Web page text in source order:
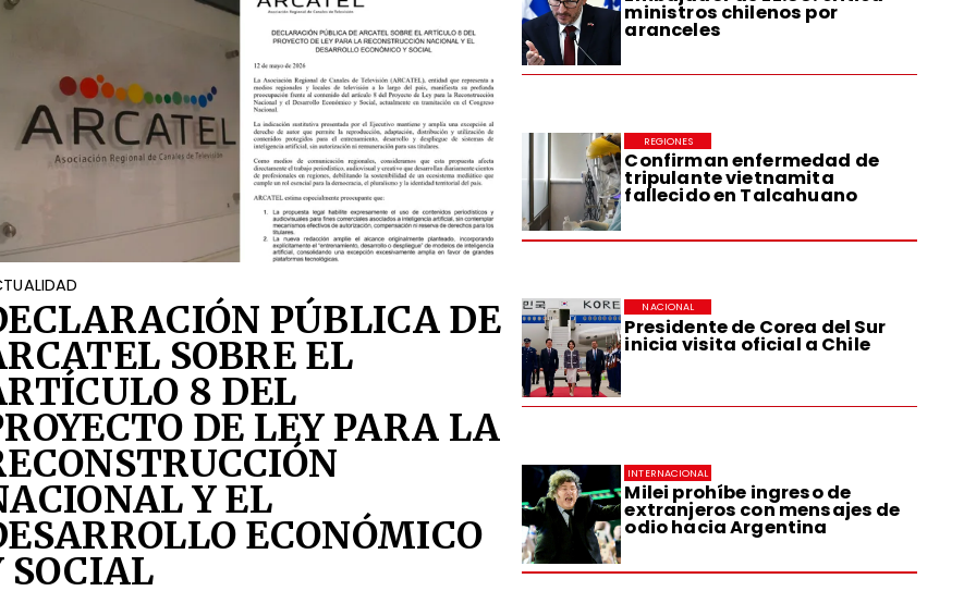
ministros chilenos por
aranceles
Confirman enfermedad de
tripulante vietnamita
fallecido en Talcahuano
REGIONES
Presidente de Corea del Sur
inicia visita oficial a Chile
NACIONAL
Milei prohíbe ingreso de
extranjeros con mensajes de
odio hacia Argentina
INTERNACIONAL
PÚBLICA DE
SOBRE EL
8 DEL
DE LEY PARA LA
Y EL
ECONÓMICO
SOCIAL